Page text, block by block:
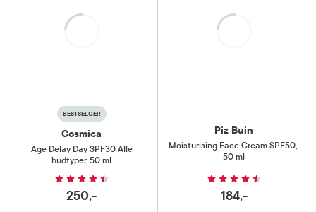
BESTSELGER
Cosmica
Age Delay Day SPF30 Alle
hudtyper, 50 ml
250,-
Piz Buin
Moisturising Face Cream SPF50,
50 ml
184,-